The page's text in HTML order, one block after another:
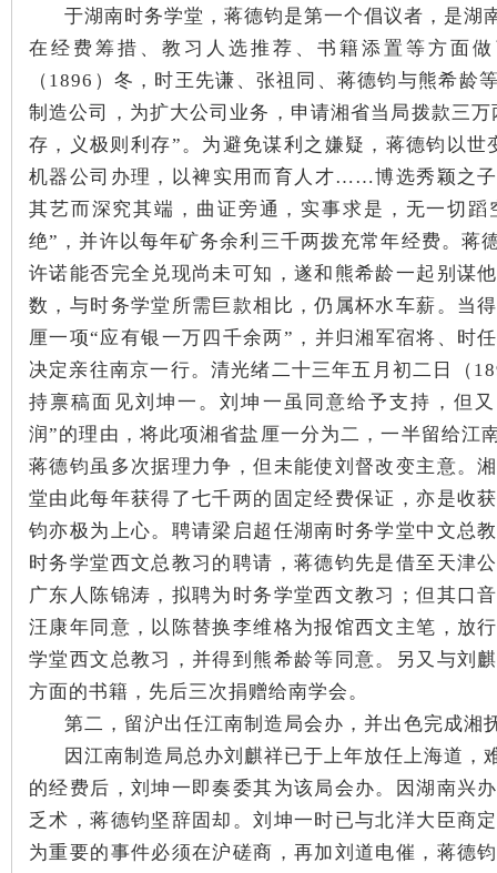
于湖南时务学堂，蒋德钧是第一个倡议者，是湖
在经费筹措、教习人选推荐、书籍添置等方面
（1896）冬，时王先谦、张祖同、蒋德钧与熊希龄
制造公司，为扩大公司业务，申请湘省当局拨款三
存，义极则利存”。为避免谋利之嫌疑，蒋德钧以
机器公司办理，以裨实用而育人才……博选秀颖之
其艺而深究其端，曲证旁通，实事求是，无一切
绝”，并许以每年矿务余利三千两拨充常年经费。蒋
许诺能否完全兑现尚未可知，遂和熊希龄一起别谋
数，与时务学堂所需巨款相比，仍属杯水车薪。当
厘一项“应有银一万四千余两”，并归湘军宿将、时
决定亲往南京一行。清光绪二十三年五月初二日（
持禀稿面见刘坤一。刘坤一虽同意给予支持，但
润”的理由，将此项湘省盐厘一分为二，一半留给江
蒋德钧虽多次据理力争，但未能使刘督改变主意。
堂由此每年获得了七千两的固定经费保证，亦是收
钧亦极为上心。聘请梁启超任湖南时务学堂中文总
时务学堂西文总教习的聘请，蒋德钧先是借至天津
广东人陈锦涛，拟聘为时务学堂西文教习；但其口
汪康年同意，以陈替换李维格为报馆西文主笔，放
学堂西文总教习，并得到熊希龄等同意。另又与刘
方面的书籍，先后三次捐赠给南学会。
第二，留沪出任江南制造局会办，并出色完成湘
因江南制造局总办刘麒祥已于上年放任上海道，
的经费后，刘坤一即奏委其为该局会办。
因湖南兴
乏术，蒋德钧坚辞固却。刘坤一时已与北洋大臣商
为重要的事件必须在沪磋商，再加刘道电催，蒋德